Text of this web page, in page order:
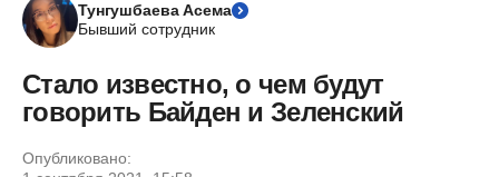
Тунгушбаева Асема
Бывший сотрудник
Стало известно, о чем будут
говорить Байден и Зеленский
Опубликовано: